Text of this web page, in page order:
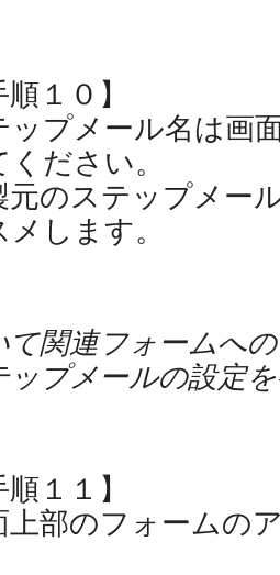
順１０】
ップメール名は画
ください。
元のステップメー
メします。
て関連フォームへの
ップメールの設定
順１１】
上部のフォームの